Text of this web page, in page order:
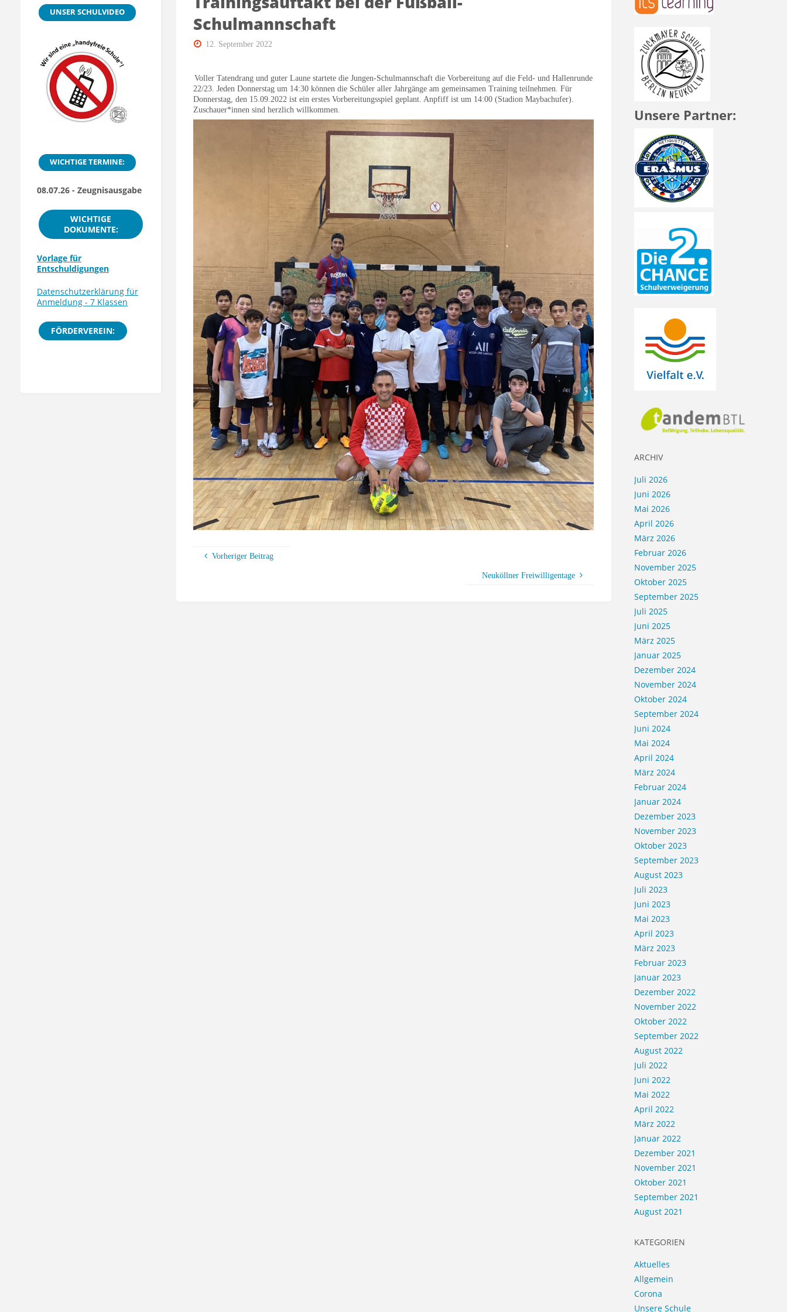
Schulmannschaft
12. September 2022
Voller Tatendrang und guter Laune startete die Jungen-Schulmannschaft die Vorbereitung auf die Feld- und Hallenrunde
22/23. Jeden Donnerstag um 14:30 können die Schüler aller Jahrgänge am gemeinsamen Training teilnehmen. Für
Donnerstag, den 15.09.2022 ist ein erstes Vorbereitungsspiel geplant. Anpfiff ist um 14:00 (Stadion Maybachufer).
Zuschauer*innen sind herzlich willkommen.
Vorheriger Beitrag
Neuköllner Freiwilligentage
UNSER SCHULVIDEO
WICHTIGE TERMINE:
08.07.26 - Zeugnisausgabe
WICHTIGE
DOKUMENTE:
Vorlage für
Entschuldigungen
Datenschutzerklärung für
Anmeldung - 7 Klassen
FÖRDERVEREIN:
Unsere Partner:
ARCHIV
Juli 2026
Juni 2026
Mai 2026
April 2026
März 2026
Februar 2026
November 2025
Oktober 2025
September 2025
Juli 2025
Juni 2025
März 2025
Januar 2025
Dezember 2024
November 2024
Oktober 2024
September 2024
Juni 2024
Mai 2024
April 2024
März 2024
Februar 2024
Januar 2024
Dezember 2023
November 2023
Oktober 2023
September 2023
August 2023
Juli 2023
Juni 2023
Mai 2023
April 2023
März 2023
Februar 2023
Januar 2023
Dezember 2022
November 2022
Oktober 2022
September 2022
August 2022
Juli 2022
Juni 2022
Mai 2022
April 2022
März 2022
Januar 2022
Dezember 2021
November 2021
Oktober 2021
September 2021
August 2021
KATEGORIEN
Aktuelles
Allgemein
Corona
Unsere Schule